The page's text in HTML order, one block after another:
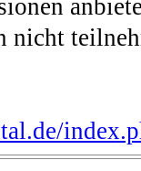
nicht